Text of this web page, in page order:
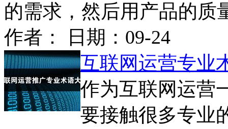
的需求，然后用产品的质
作者： 日期： 09-24
互联网运营专业
作为互联网运营
要接触很多专业